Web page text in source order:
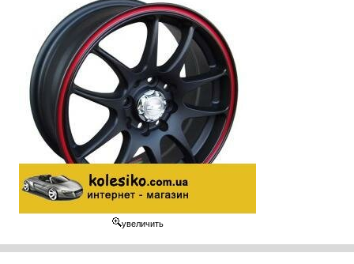
увеличить